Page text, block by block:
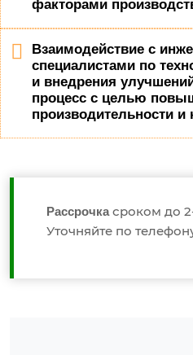
факторами
Взаимодействие с
специалистами по
и внедрения
процесс с целью
производительности и
Рассрочка сроком до
Уточняйте по